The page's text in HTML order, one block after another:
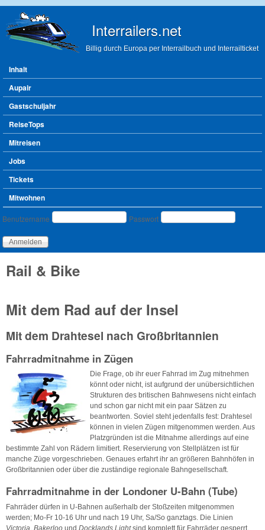
Interrailers.net
Billig durch Europa per Interrailbuch und Interrailticket
Hauptmenü
Inhalt
Aupair
Gastschuljahr
ReiseTops
Mitreisen
Jobs
Tickets
Mitwohnen
Benutzeranmeldung
Benutzername Passwort
Rail & Bike
Mit dem Rad auf der Insel
Mit dem Drahtesel nach Großbritannien
Fahrradmitnahme in Zügen
Die Frage, ob ihr euer Fahrrad im Zug mitnehmen
könnt oder nicht, ist aufgrund der unübersichtlichen
Strukturen des britischen Bahnwesens nicht einfach
und schon gar nicht mit ein paar Sätzen zu
beantworten. Soviel steht jedenfalls fest: Drahtesel
können in vielen Zügen mitgenommen werden. Aus
Platzgründen ist die Mitnahme allerdings auf eine
bestimmte Zahl von Rädern limitiert. Reservierung von Stellplätzen ist für
manche Züge vorgeschrieben. Genaues erfahrt ihr an größeren Bahnhöfen in
Großbritannien oder über die zuständige regionale Bahngesellschaft.
Fahrradmitnahme in der Londoner U-Bahn (Tube)
Fahrräder dürfen in U-Bahnen außerhalb der Stoßzeiten mitgenommen
werden; Mo-Fr 10-16 Uhr und nach 19 Uhr, Sa/So ganztags. Die Linien
Victoria, Bakerloo und Docklands Lightsind komplett für Fahrräder gesperrt,